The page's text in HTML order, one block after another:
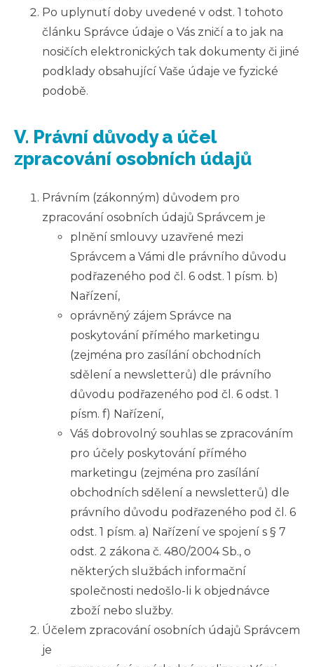
Po uplynutí doby uvedené v odst. 1 tohoto
článku Správce údaje o Vás zničí a to jak na
nosičích elektronických tak dokumenty či jiné
podklady obsahující Vaše údaje ve fyzické
podobě.
V. Právní důvody a účel
zpracování osobních údajů
Právním (zákonným) důvodem pro
zpracování osobních údajů Správcem je
plnění smlouvy uzavřené mezi
Správcem a Vámi dle právního důvodu
podřazeného pod čl. 6 odst. 1 písm. b)
Nařízení,
oprávněný zájem Správce na
poskytování přímého marketingu
(zejména pro zasílání obchodních
sdělení a newsletterů) dle právního
důvodu podřazeného pod čl. 6 odst. 1
písm. f) Nařízení,
Váš dobrovolný souhlas se zpracováním
pro účely poskytování přímého
marketingu (zejména pro zasílání
obchodních sdělení a newsletterů) dle
právního důvodu podřazeného pod čl. 6
odst. 1 písm. a) Nařízení ve spojení s § 7
odst. 2 zákona č. 480/2004 Sb., o
některých službách informační
společnosti nedošlo-li k objednávce
zboží nebo služby.
Účelem zpracování osobních údajů Správcem
je